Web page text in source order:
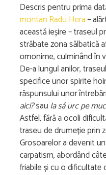
Descris pentru prima
montan Radu Hera–
această ieșire – traseul
străbate zona sălbatică
omonime, culminând în
De-a lungul anilor,
specifice unor spirite
răspunsului unor
aici?sau Ia să urc pe
Astfel, fără a ocoli
traseu de drumeție prin
Grosoarelor a devenit
carpatism, abordând
friabile și cu o dificultate